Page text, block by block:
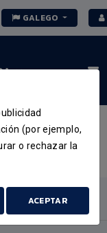
GALEGO
(por ejemplo,
o rechazar la
ACEPTAR